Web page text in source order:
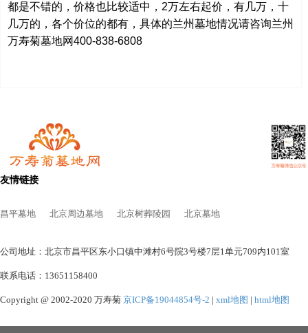
都是不错的，价格也比较适中，2万左右起价，有几万，十
几万的，各个价位的都有，具体的兰州墓地情况请咨询兰州
万寿菊墓地网400-838-6808
友情链接
昌平墓地 北京周边墓地 北京树葬陵园 北京墓地
公司地址：北京市昌平区东小口镇中滩村6号院3号楼7层1单元709内101室
联系电话：13651158400
Copyright @ 2002-2020 万寿菊 京ICP备19044854号-2 xml地图 html地图